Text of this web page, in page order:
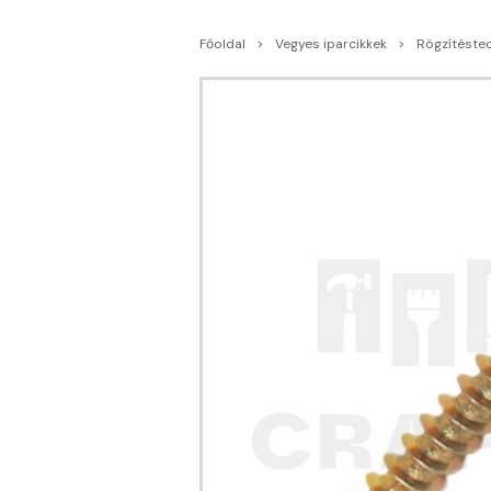
Főoldal Vegyes iparcikkek